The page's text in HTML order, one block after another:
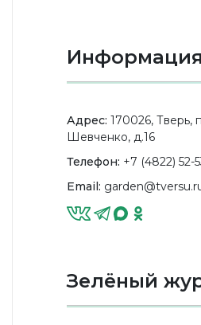
Информация
Адрес: 170026, Тверь,
Шевченко, д.16
Телефон: +7 (4822) 52-
Email:
Зелёный